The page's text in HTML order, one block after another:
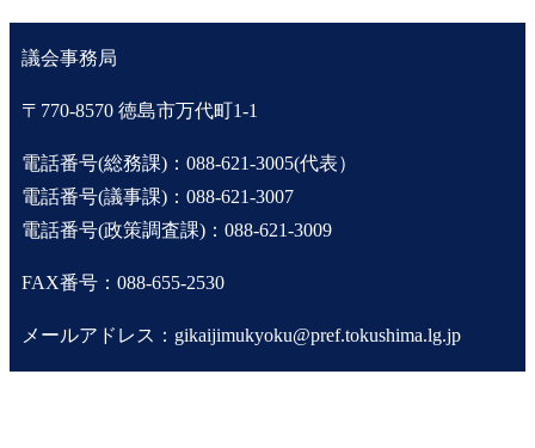
議会事務局
〒770-8570 徳島市万代町1-1
電話番号(総務課)：088-621-3005(代表）
電話番号(議事課)：088-621-3007
電話番号(政策調査課)：088-621-3009
FAX番号：088-655-2530
メールアドレス：gikaijimukyoku@pref.tokushima.lg.jp